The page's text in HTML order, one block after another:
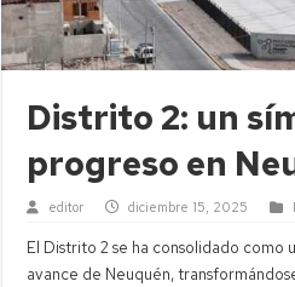
Distrito 2: un
progreso en
editor diciembre 15, 2025
El Distrito 2 se ha consolidado
avance de Neuquén,